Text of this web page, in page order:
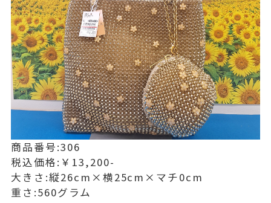
商品番号:306
税込価格:￥13,200-
大きさ:縦26cm×横25cm×マチ0cm
重さ:560グラム